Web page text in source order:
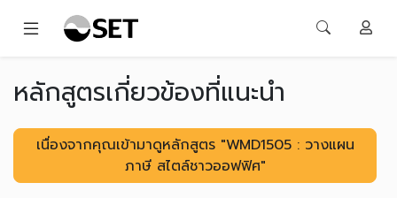
หลักสูตรเกี่ยวข้องที่แนะนำ
เนื่องจากคุณเข้ามาดูหลักสูตร "WMD1505 : วางแผน
ภาษี สไตล์ชาวออฟฟิศ"